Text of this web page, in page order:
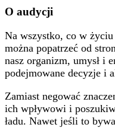
O audycji
Na wszystko, co w
można popatrzeć od
nasz organizm, umysł i
podejmowane decyzje i
Zamiast negować
ich wpływowi i
ładu. Nawet jeśli to